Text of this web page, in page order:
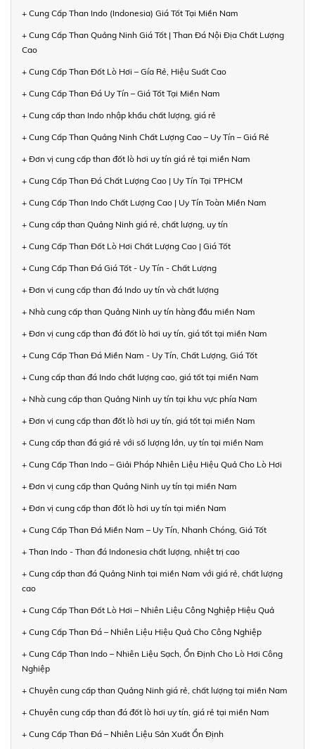
+ Cung Cấp Than Indo (Indonesia) Giá Tốt Tại Miền Nam
+ Cung Cấp Than Quảng Ninh Giá Tốt | Than Đá Nội Địa Chất Lượng
Cao
+ Cung Cấp Than Đốt Lò Hơi – Gía Rẻ, Hiệu Suất Cao
+ Cung Cấp Than Đá Uy Tín – Giá Tốt Tại Miền Nam
+ Cung cấp than Indo nhập khẩu chất lượng, giá rẻ
+ Cung Cấp Than Quảng Ninh Chất Lượng Cao – Uy Tín – Giá Rẻ
+ Đơn vị cung cấp than đốt lò hơi uy tín giá rẻ tại miền Nam
+ Cung Cấp Than Đá Chất Lượng Cao | Uy Tín Tại TPHCM
+ Cung Cấp Than Indo Chất Lượng Cao | Uy Tín Toàn Miền Nam
+ Cung cấp than Quảng Ninh giá rẻ, chất lượng, uy tín
+ Cung Cấp Than Đốt Lò Hơi Chất Lượng Cao | Giá Tốt
+ Cung Cấp Than Đá Giá Tốt - Uy Tín - Chất Lượng
+ Đơn vị cung cấp than đá Indo uy tín và chất lượng
+ Nhà cung cấp than Quảng Ninh uy tín hàng đầu miền Nam
+ Đơn vị cung cấp than đá đốt lò hơi uy tín, giá tốt tại miền Nam
+ Cung Cấp Than Đá Miền Nam - Uy Tín, Chất Lượng, Giá Tốt
+ Cung cấp than đá Indo chất lượng cao, giá tốt tại miền Nam
+ Nhà cung cấp than Quảng Ninh uy tín tại khu vực phía Nam
+ Đơn vị cung cấp than đốt lò hơi uy tín, giá tốt tại miền Nam
+ Cung cấp than đá giá rẻ với số lượng lớn, uy tín tại miền Nam
+ Cung Cấp Than Indo – Giải Pháp Nhiên Liệu Hiệu Quả Cho Lò Hơi
+ Đơn vị cung cấp than Quảng Ninh uy tín tại miền Nam
+ Đơn vị cung cấp than đốt lò hơi uy tín tại miền Nam
+ Cung Cấp Than Đá Miền Nam – Uy Tín, Nhanh Chóng, Giá Tốt
+ Than Indo - Than đá Indonesia chất lượng, nhiệt trị cao
+ Cung cấp than đá Quảng Ninh tại miền Nam với giá rẻ, chất lượng
cao
+ Cung Cấp Than Đốt Lò Hơi – Nhiên Liệu Công Nghiệp Hiệu Quả
+ Cung Cấp Than Đá – Nhiên Liệu Hiệu Quả Cho Công Nghiệp
+ Cung Cấp Than Indo – Nhiên Liệu Sạch, Ổn Định Cho Lò Hơi Công
Nghiệp
+ Chuyên cung cấp than Quảng Ninh giá rẻ, chất lượng tại miền Nam
+ Chuyên cung cấp than đá đốt lò hơi uy tín, giá rẻ tại miền Nam
+ Cung Cấp Than Đá – Nhiên Liệu Sản Xuất Ổn Định